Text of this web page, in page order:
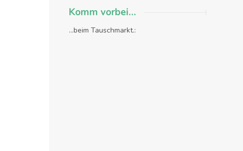
Komm vorbei…
...beim Tauschmarkt.: